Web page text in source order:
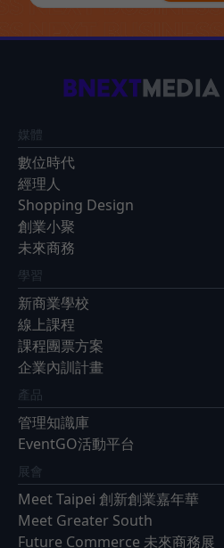
媒體
數位時代
經理人
Shopping Design
創業小聚
未來商務
學習
新商業學校
線上課程
課程團票方案
企業內訓計畫
產品
管理知識庫
EventGO活動平台
展會
Meet Taipei 創新創業嘉年華
Meet Greater South
Future Commerce 未來商務展